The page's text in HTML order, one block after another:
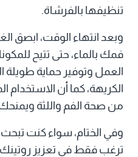
تنظيفها بالفرشاة.
وبعد انتهاء الوقت، ابصق
فمك بالماء، حتى تتيح
العمل وتوفير حماية طويلة
الكريهة، كما أن الاستخدام
من صحة الفم واللثة
وفي الختام، سواء كنت
ترغب فقط في تعزيز روتينك